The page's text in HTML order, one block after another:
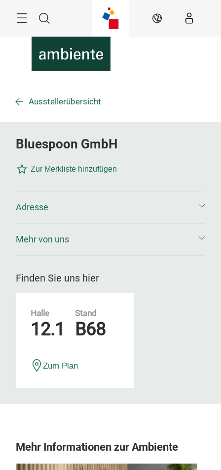
Suche DE
Ausstellerübersicht
Bluespoon GmbH
Zur Merkliste hinzufügen
Adresse
Mehr von uns
Finden Sie uns hier
Halle
12.1
Stand
B68
Zum Plan
Mehr Informationen zur Ambiente